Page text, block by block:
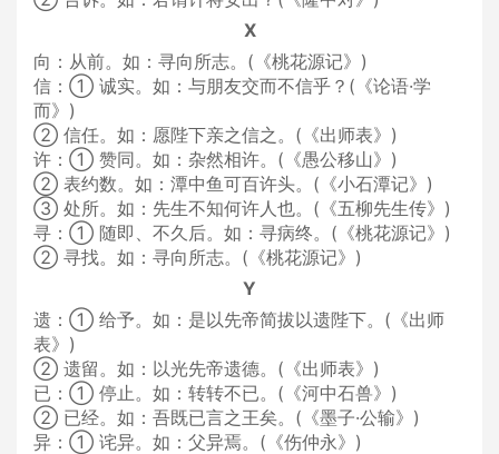
X
向：从前。如：寻向所志。(《桃花源记》)
信：① 诚实。如：与朋友交而不信乎？(《论语·学
而》)
② 信任。如：愿陛下亲之信之。(《出师表》)
许：① 赞同。如：杂然相许。(《愚公移山》)
② 表约数。如：潭中鱼可百许头。(《小石潭记》)
③ 处所。如：先生不知何许人也。(《五柳先生传》)
寻：① 随即、不久后。如：寻病终。(《桃花源记》)
② 寻找。如：寻向所志。(《桃花源记》)
Y
遗：① 给予。如：是以先帝简拔以遗陛下。(《出师
表》)
② 遗留。如：以光先帝遗德。(《出师表》)
已：① 停止。如：转转不已。(《河中石兽》)
② 已经。如：吾既已言之王矣。(《墨子·公输》)
异：① 诧异。如：父异焉。(《伤仲永》)